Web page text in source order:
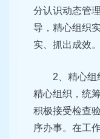
分认识动态管
导，精心组织
实、抓出成效。
2、精心组
精心组织，统
积极接受检查
序办事。在工